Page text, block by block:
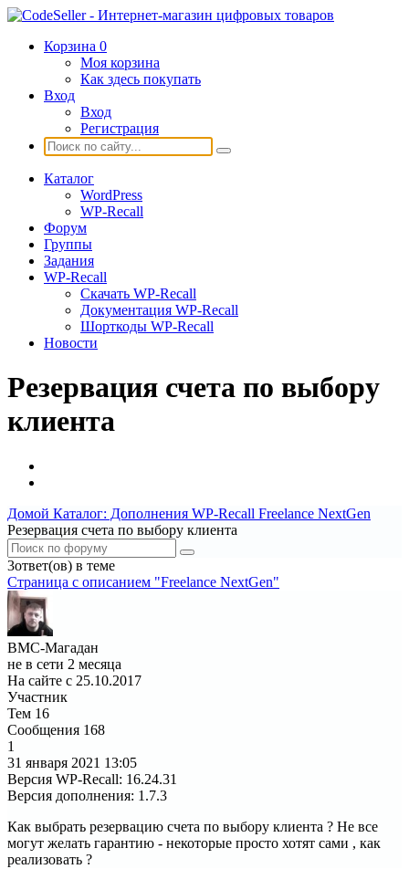
Корзина 0
Моя корзина
Как здесь покупать
Вход
Вход
Регистрация
Каталог
WordPress
WP-Recall
Форум
Группы
Задания
WP-Recall
Скачать WP-Recall
Документация WP-Recall
Шорткоды WP-Recall
Новости
Резервация счета по выбору
клиента
Домой Каталог: Дополнения WP-Recall Freelance NextGen
Резервация счета по выбору клиента
3ответ(ов) в теме
Страница c описанием "Freelance NextGen"
ВМС-Магадан
не в сети 2 месяца
На сайте с 25.10.2017
Участник
Тем 16
Сообщения 168
1
31 января 2021 13:05
Версия WP-Recall: 16.24.31
Версия дополнения: 1.7.3
Как выбрать резервацию счета по выбору клиента ? Не все
могут желать гарантию - некоторые просто хотят сами , как
реализовать ?